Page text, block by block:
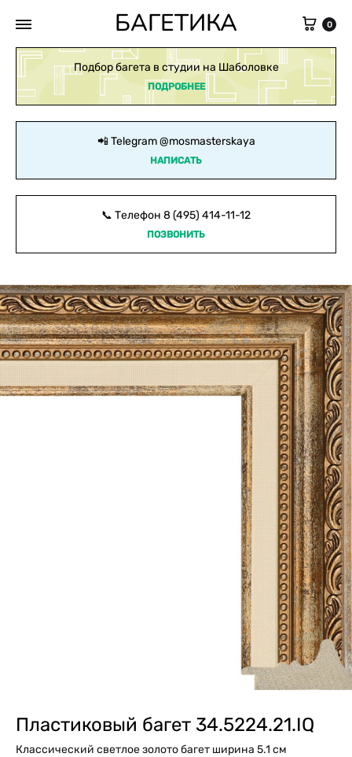
БАГЕТИКА 0
Подбор багета в студии на Шаболовке
ПОДРОБНЕЕ
📲 Telegram@mosmasterskaya
НАПИСАТЬ
📞 Телефон 8 (495) 414-11-12
ПОЗВОНИТЬ
Пластиковый багет 34.5224.21.IQ
Классический светлое золото багет ширина 5.1 см